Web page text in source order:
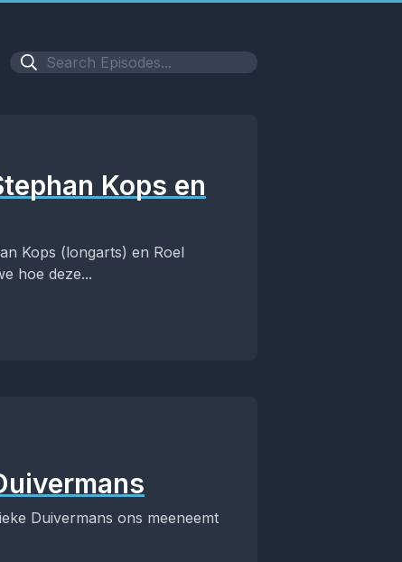
Kops en
Kops (longarts) en Roel
hoe deze...
Duivermans ons meeneemt